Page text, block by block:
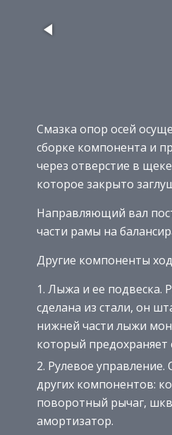
Смазка опор осей
сборке компонента и
через отверстие в
которое закрыто
Направляющий вал
части рамы на
Другие компоненты
Лыжа и ее подвеска.
сделана из стали, он
нижней части лыжи
который предохраняет
Рулевое управление.
других компонентов:
поворотный рычаг,
амортизатор.